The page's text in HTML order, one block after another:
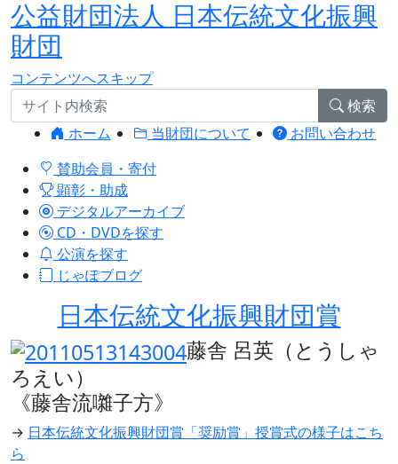
公益財団法人 日本伝統文化振興
財団
コンテンツへスキップ
検索
ホーム
当財団について
お問い合わせ
賛助会員・寄付
顕彰・助成
デジタルアーカイブ
CD・DVDを探す
公演を探す
じゃぽブログ
日本伝統文化振興財団賞
藤舎 呂英（とうしゃ
ろえい）
《藤舎流囃子方》
→ 日本伝統文化振興財団賞「奨励賞」授賞式の様子はこち
ら